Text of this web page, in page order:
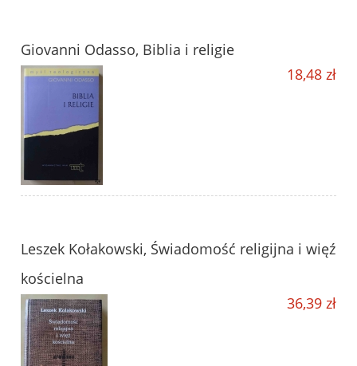
Giovanni Odasso, Biblia i religie
18,48 zł
Leszek Kołakowski, Świadomość religijna i więź
kościelna
36,39 zł